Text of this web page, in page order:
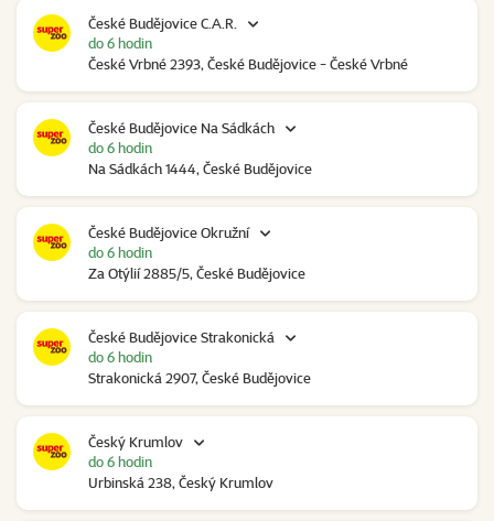
České Budějovice C.A.R.
České Vrbné 2393, České Budějovice - České Vrbné
do 6 hodin
České Budějovice Na Sádkách
Na Sádkách 1444, České Budějovice
do 6 hodin
České Budějovice Okružní
Za Otýlií 2885/5, České Budějovice
do 6 hodin
České Budějovice Strakonická
Strakonická 2907, České Budějovice
do 6 hodin
Český Krumlov
Urbinská 238, Český Krumlov
do 6 hodin